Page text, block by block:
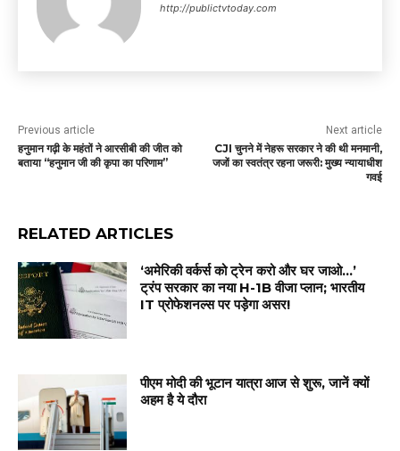
http://publictvtoday.com
Previous article
हनुमान गढ़ी के महंतों ने आरसीबी की जीत को
बताया “हनुमान जी की कृपा का परिणाम”
Next article
CJI चुनने में नेहरू सरकार ने की थी मनमानी,
जजों का स्वतंत्र रहना जरूरी: मुख्य न्यायाधीश
गवई
RELATED ARTICLES
‘अमेरिकी वर्कर्स को ट्रेन करो और घर जाओ…’
ट्रंप सरकार का नया H-1B वीजा प्लान; भारतीय
IT प्रोफेशनल्स पर पड़ेगा असर!
पीएम मोदी की भूटान यात्रा आज से शुरू, जानें क्यों
अहम है ये दौरा